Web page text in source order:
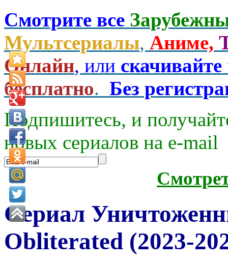
Смотрите все
Мультсериалы, Аниме,
Онлайн, или скачивайте
бесплатно. Без
Подпишитесь, и
новых сериалов на e-mаil
Сериал
Obliterated (2023-